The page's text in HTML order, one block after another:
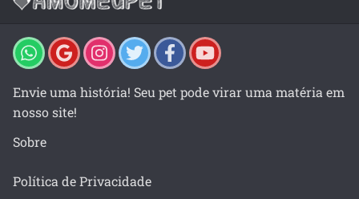
Envie uma história! Seu pet pode virar uma matéria em
nosso site!
Sobre
Política de Privacidade